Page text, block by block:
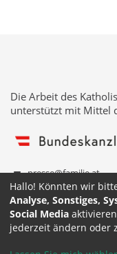
Die Arbeit des
unterstützt mit Mittel
presse@familie.at
01/ 516 11 - 1400
09:00 bis 13:00 Uhr
Katholischer
Hallo! Könnten wir
Analyse, Sonstiges,
Social Media
jederzeit ändern oder